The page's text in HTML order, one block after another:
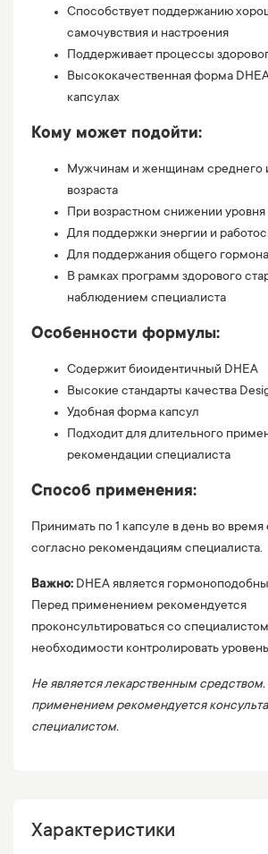
Способствует поддержанию
самочувствия и настроения
Поддерживает процессы
Высококачественная форма
капсулах
Кому может подойти:
Мужчинам и женщинам среднего
возраста
При возрастном снижении уровня
Для поддержки энергии и
Для поддержания общего
В рамках программ здорового
наблюдением специалиста
Особенности формулы:
Содержит биоидентичный DHEA
Высокие стандарты качества
Удобная форма капсул
Подходит для длительного
рекомендации специалиста
Способ применения:
Принимать по 1 капсуле в день во
согласно рекомендациям специалиста.
Важно: DHEA является
Перед применением рекомендуется
проконсультироваться со
необходимости контролировать
Не является лекарственным
применением рекомендуется
специалистом.
Характеристики